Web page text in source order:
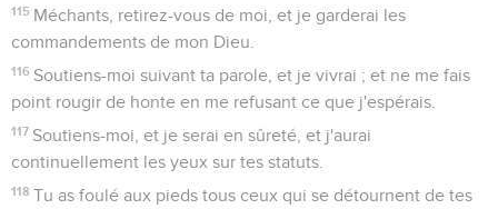
115 Méchants, retirez-vous de moi, et je garderai les
commandements de mon Dieu.
116 Soutiens-moi suivant ta parole, et je vivrai ; et ne me fais
point rougir de honte en me refusant ce que j'espérais.
117 Soutiens-moi, et je serai en sûreté, et j'aurai
continuellement les yeux sur tes statuts.
118 Tu as foulé aux pieds tous ceux qui se détournent de tes